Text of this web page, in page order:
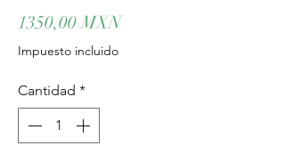
1350,00 MXNPrecio
Impuesto incluido
Cantidad *